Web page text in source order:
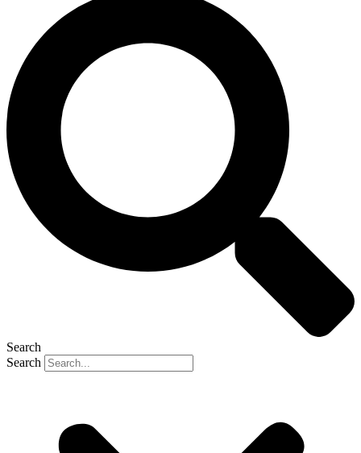
Search
Search